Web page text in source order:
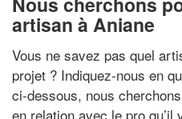
artisan à Aniane
Vous ne savez pas quel
projet ? Indiquez-nous en
ci-dessous, nous
en relation avec le pro qu’il